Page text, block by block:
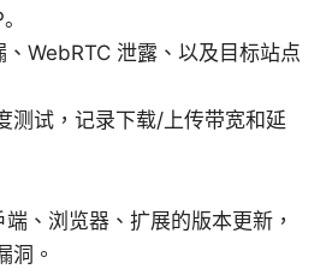
WebRTC 泄露、以及目标站点
测试，记录下载/上传带宽和延
、浏览器、扩展的版本更新，
洞。